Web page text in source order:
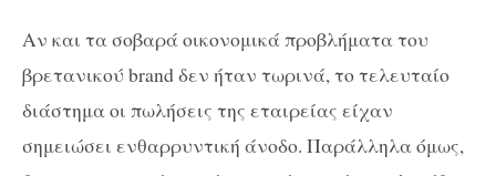
Αν και τα σοβαρά οικονομικά προβλήματα του
βρετανικού brand δεν ήταν τωρινά, το τελευταίο
διάστημα οι πωλήσεις της εταιρείας είχαν
σημειώσει ενθαρρυντική άνοδο. Παράλληλα όμως,